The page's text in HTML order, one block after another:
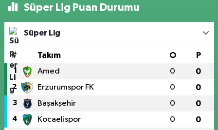
Süper Lig Puan Durumu
Süper Lig
# Takım O P
1 Amed 0 0
2 Erzurumspor FK 0 0
3 Başakşehir 0 0
4 Kocaelispor 0 0